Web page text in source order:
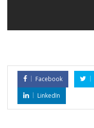
Facebook
LinkedIn